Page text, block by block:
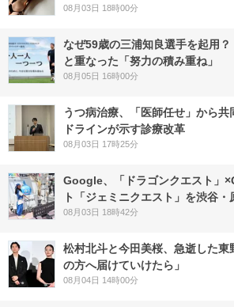
08月03日 18時00分
なぜ59歳の三浦知良選手を起用
と重なった「努力の積み重ね」
08月05日 16時00分
うつ病治療、「医師任せ」から
ドラインが示す診療改革
08月03日 17時25分
Google、「ドラゴンクエスト」
ト「ジェミニクエスト」を渋谷・
08月03日 18時42分
松村北斗と今田美桜、急逝した東
の方へ届けていけたら」
08月04日 14時00分